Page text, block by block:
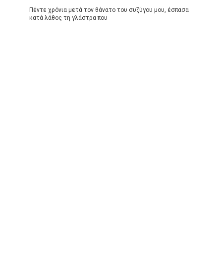
Πέντε χρόνια μετά τον θάνατο του συζύγου μου, έσπασα
κατά λάθος τη γλάστρα που